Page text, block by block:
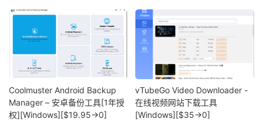
Coolmuster Android Backup
Manager – 安卓备份工具[1年授
权][Windows][$19.95→0]
vTubeGo Video Downloader -
在线视频网站下载工具
[Windows][$35→0]